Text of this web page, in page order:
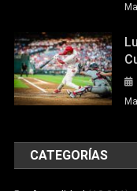
CATEGORÍAS